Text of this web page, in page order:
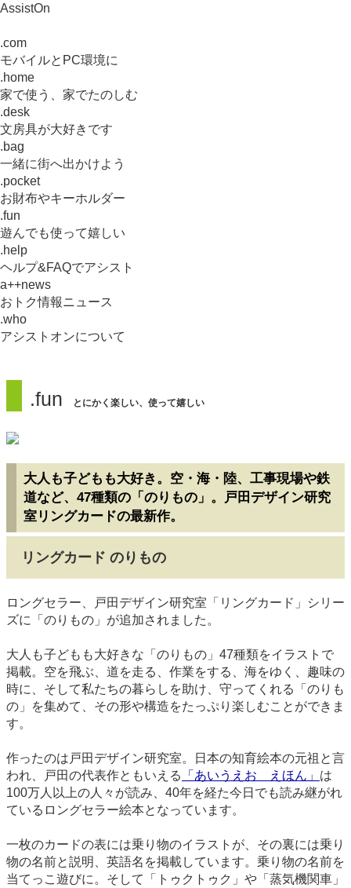
.fun とにかく楽しい、使って嬉しい
大人も子どもも大好き。空・海・陸、工事現場や鉄
道など、47種類の「のりもの」。戸田デザイン研究
室リングカードの最新作。
リングカード のりもの
ロングセラー、戸田デザイン研究室「リングカード」シリー
ズに「のりもの」が追加されました。
大人も子どもも大好きな「のりもの」47種類をイラストで
掲載。空を飛ぶ、道を走る、作業をする、海をゆく、趣味の
時に、そして私たちの暮らしを助け、守ってくれる「のりも
の」を集めて、その形や構造をたっぷり楽しむことができま
す。
作ったのは戸田デザイン研究室。日本の知育絵本の元祖と言
われ、戸田の代表作ともいえる
「あいうえお えほん」 は
100万人以上の人々が読み、40年を経た今日でも読み継がれ
ているロングセラー絵本となっています。
一枚のカードの表には乗り物のイラストが、その裏には乗り
物の名前と説明、英語名を掲載しています。乗り物の名前を
当てっこ遊びに。そして「トゥクトゥク」や「蒸気機関車」
AssistOn
.com
モバイルとPC環境に
.home
家で使う、家でたのしむ
.desk
文房具が大好きです
.bag
一緒に街へ出かけよう
.pocket
お財布やキーホルダー
.fun
遊んでも使って嬉しい
.help
ヘルプ&FAQでアシスト
a++news
おトク情報ニュース
.who
アシストオンについて